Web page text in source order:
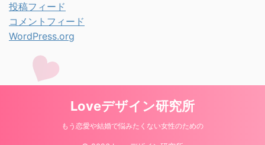
投稿フィード
コメントフィード
WordPress.org
Loveデザイン研究所
もう恋愛や結婚で悩みたくない女性のための